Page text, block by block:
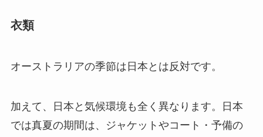
衣類
オーストラリアの季節は日本とは反対です。
加えて、日本と気候環境も全く異なります。日本
では真夏の期間は、ジャケットやコート・予備の